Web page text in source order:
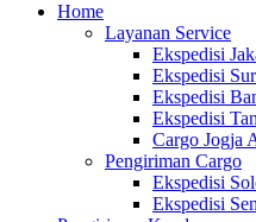
Home
Layanan Service
Ekspedisi
Ekspedisi
Ekspedisi
Ekspedisi
Cargo Jogja
Pengiriman Cargo
Ekspedisi
Ekspedisi